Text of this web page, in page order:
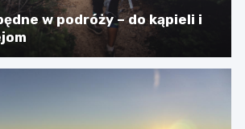
w podróży – do kąpieli i